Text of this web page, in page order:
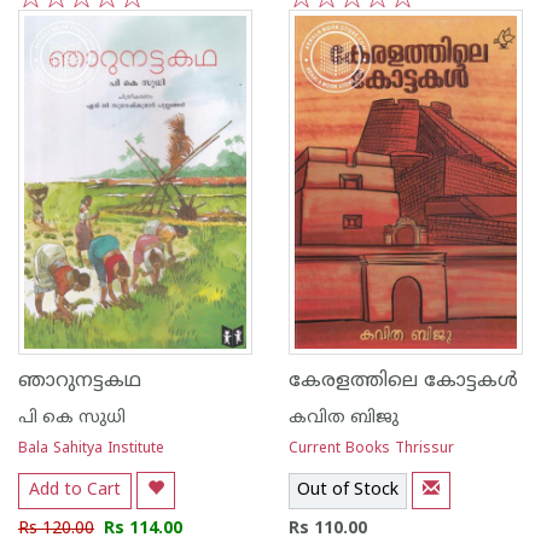
5
1 5
4
3
2
1
ഞാറുനട്ടകഥ
പി കെ സുധി
Bala Sahitya Institute
Add to Cart
Rs 120.00 Rs 114.00
കേരളത്തിലെ കോട്ടകള്‍
കവിത ബിജു
Current Books Thrissur
Out of Stock
Rs 110.00